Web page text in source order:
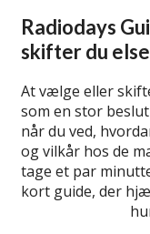
Radiodays
skifter du
At vælge eller
som en stor
når du ved,
og vilkår hos de
tage et par
kort guide, der